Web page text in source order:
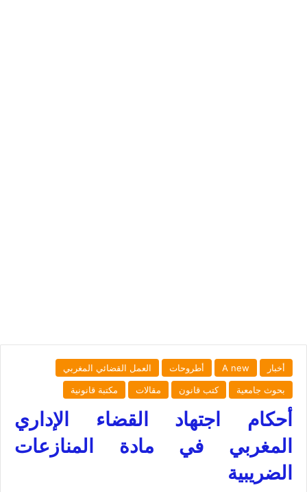
أخبار A new أطروحات
العمل القضائي المغربي
بحوث جامعية
كتب قانون مقالات مكتبة قانونية
أحكام اجتهاد القضاء الإداري
المغربي في مادة المنازعات
الضريبية